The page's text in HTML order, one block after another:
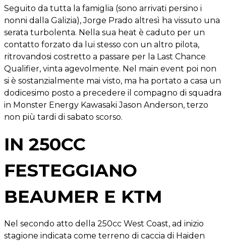
Seguito da tutta la famiglia (sono arrivati persino i
nonni dalla Galizia), Jorge Prado altresì ha vissuto una
serata turbolenta. Nella sua heat è caduto per un
contatto forzato da lui stesso con un altro pilota,
ritrovandosi costretto a passare per la Last Chance
Qualifier, vinta agevolmente. Nel main event poi non
si è sostanzialmente mai visto, ma ha portato a casa un
dodicesimo posto a precedere il compagno di squadra
in Monster Energy Kawasaki Jason Anderson, terzo
non più tardi di sabato scorso.
IN 250CC
FESTEGGIANO
BEAUMER E KTM
Nel secondo atto della 250cc West Coast, ad inizio
stagione indicata come terreno di caccia di Haiden